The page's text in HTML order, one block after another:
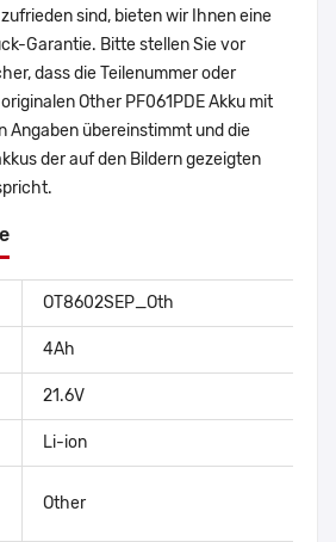
sind, bieten wir Ihnen eine
Garantie. Bitte stellen Sie vor
dass die Teilenummer oder
Other PF061PDE Akku mit
Angaben übereinstimmt und die
der auf den Bildern gezeigten
OT8602SEP_Oth
4Ah
21.6V
Li-ion
Other